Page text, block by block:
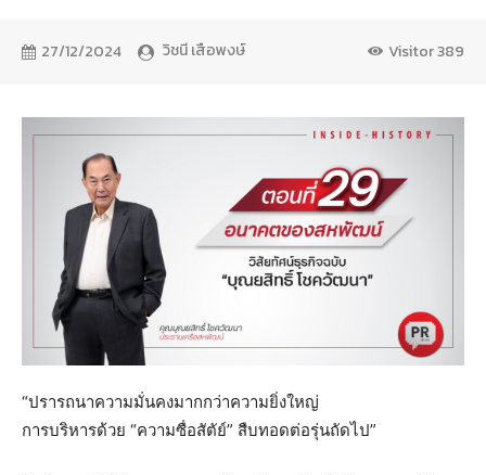
27/12/2024 วิชนี เสือพงษ์ Visitor389
“ปรารถนาความมั่นคงมากกว่าความยิ่งใหญ่
การบริหารด้วย “ความซื่อสัตัย์” สืบทอดต่อรุ่นถัดไป”